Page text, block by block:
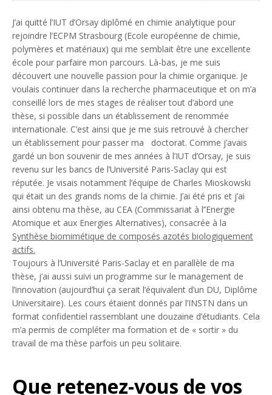
J’ai quitté l’IUT d’Orsay diplômé en chimie analytique pour
rejoindre l’ECPM Strasbourg (Ecole européenne de chimie,
polymères et matériaux) qui me semblait être une excellente
école pour parfaire mon parcours. Là-bas, je me suis
découvert une nouvelle passion pour la chimie organique. Je
voulais continuer dans la recherche pharmaceutique et on m’a
conseillé lors de mes stages de réaliser tout d’abord une
thèse, si possible dans un établissement de renommée
internationale. C’est ainsi que je me suis retrouvé à chercher
un établissement pour passer ma doctorat. Comme j’avais
gardé un bon souvenir de mes années à l’IUT d’Orsay, je suis
revenu sur les bancs de l’Université Paris-Saclay qui est
réputée. Je visais notamment l’équipe de Charles Mioskowski
qui était un des grands noms de la chimie. J’ai été pris et j’ai
ainsi obtenu ma thèse, au CEA (Commissariat à l’’Energie
Atomique et aux Energies Alternatives), consacrée à la
Synthèse biomimétique de composés azotés biologiquement
actifs.
Toujours à l’Université Paris-Saclay et en parallèle de ma
thèse, j’ai aussi suivi un programme sur le management de
l’innovation (aujourd’hui ça serait l’équivalent d’un DU, Diplôme
Universitaire). Les cours étaient donnés par l’INSTN dans un
format confidentiel rassemblant une douzaine d’étudiants. Cela
m’a permis de compléter ma formation et de « sortir » du
travail de ma thèse parfois un peu solitaire.
Que retenez-vous de vos